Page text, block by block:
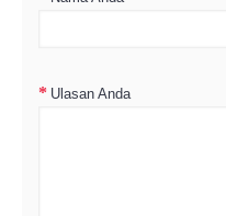
Ulasan Anda